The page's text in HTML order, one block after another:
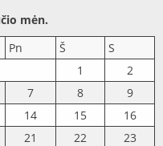
mėn.
Pn Š
S
1
2
7 8
9
14 15
16
21 22
23